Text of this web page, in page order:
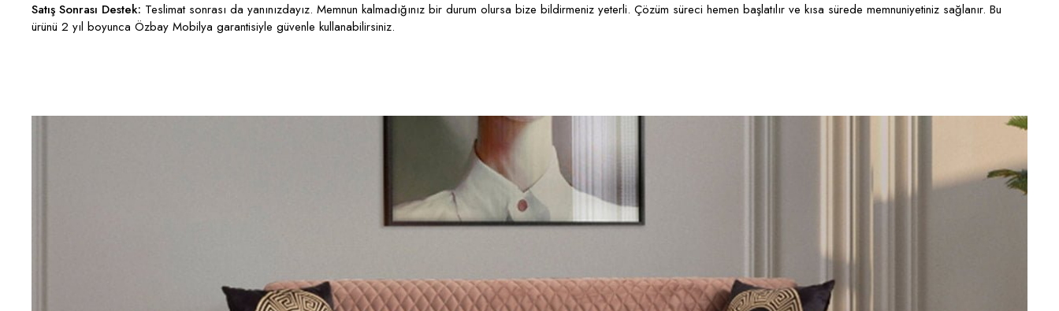
Satış Sonrası Destek: Teslimat sonrası da yanınızdayız. Memnun kalmadığınız bir durum olursa bize bildirmeniz yeterli. Çözüm süreci hemen başlatılır ve kısa sürede memnuniyetiniz sağlanır. Bu
ürünü 2 yıl boyunca Özbay Mobilya garantisiyle güvenle kullanabilirsiniz.